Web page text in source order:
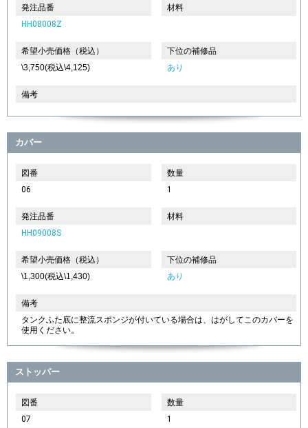
発注品番
HH08008Z
材料
希望小売価格（税込）
\3,750(税込\4,125)
下位の補修品
あり
備考
カバー
図番
06
数量
1
発注品番
HH09008S
材料
希望小売価格（税込）
\1,300(税込\1,430)
下位の補修品
あり
備考
タンクふた底に整流スポンジが付いている場合は、はがしてこのカバーを
使用ください。
ストッパー
図番
07
数量
1